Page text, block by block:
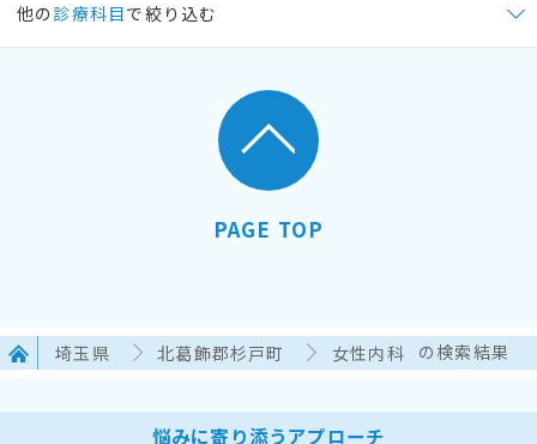
他の 診療科目で絞り込む
PAGE TOP
埼玉県 北葛飾郡杉戸町 女性内科 の検索結果
悩みに寄り添うアプローチ